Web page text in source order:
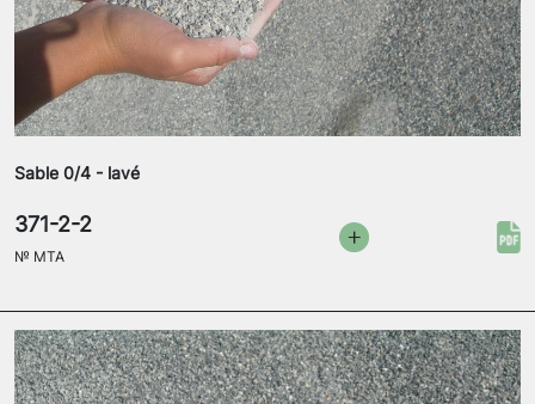
Sable 0/4 - lavé
371-2-2
№ MTA